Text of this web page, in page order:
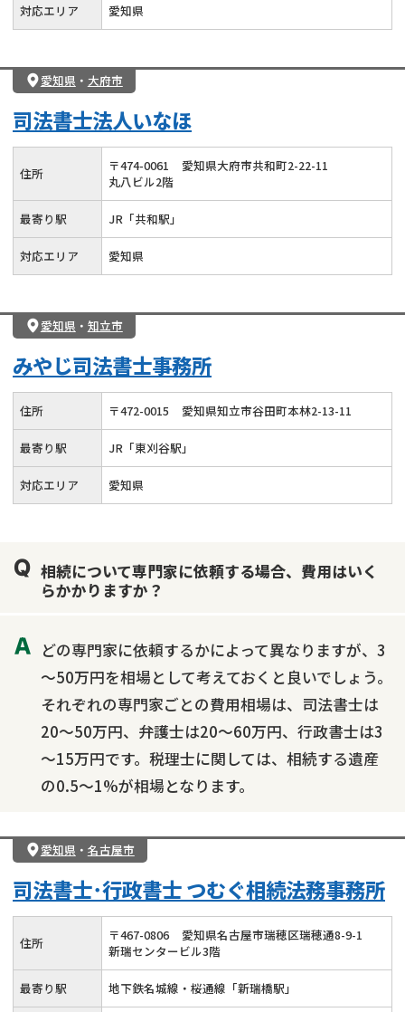
対応エリア 愛知県
愛知県 ・ 大府市
司法書士法人いなほ
住所 〒474-0061
愛知県大府市共和町2-22-11
丸八ビル2階
最寄り駅 JR「共和駅」
対応エリア 愛知県
愛知県 ・ 知立市
みやじ司法書士事務所
住所 〒472-0015 愛知県知立市谷田町本林2-13-11
最寄り駅 JR「東刈谷駅」
対応エリア 愛知県
相続について専門家に依頼する場合、費用はいく
らかかりますか？
どの専門家に依頼するかによって異なりますが、3
～50万円を相場として考えておくと良いでしょう。
それぞれの専門家ごとの費用相場は、司法書士は
20～50万円、弁護士は20～60万円、行政書士は3
～15万円です。税理士に関しては、相続する遺産
の0.5～1%が相場となります。
愛知県 ・ 名古屋市
司法書士･行政書士 つむぐ相続法務事務所
住所 〒467-0806
愛知県名古屋市瑞穂区瑞穂通8-9-1
新瑞センタービル3階
最寄り駅 地下鉄名城線・桜通線「新瑞橋駅」